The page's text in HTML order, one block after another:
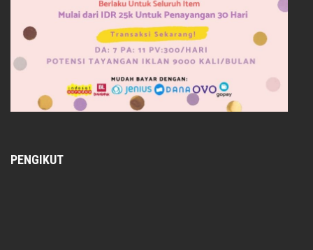
PENGIKUT